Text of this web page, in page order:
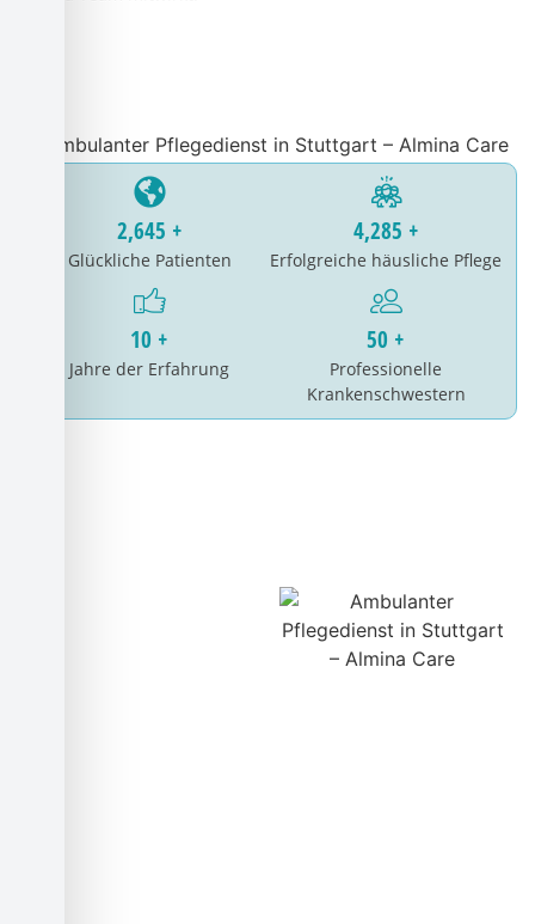
2,645 +
Glückliche Patienten
4,285 +
Erfolgreiche häusliche Pflege
10 +
Jahre der Erfahrung
50 +
Professionelle
Krankenschwestern